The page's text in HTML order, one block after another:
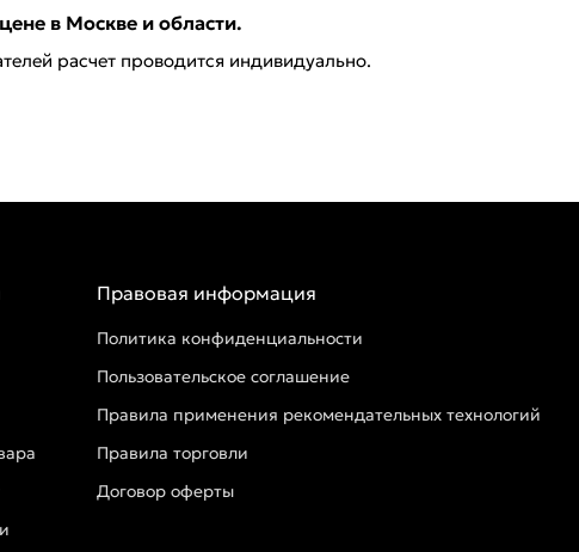
в Москве и области.
расчет проводится индивидуально.
Правовая информация
Политика конфиденциальности
Пользовательское соглашение
Правила применения рекомендательных технологий
Правила торговли
Договор оферты